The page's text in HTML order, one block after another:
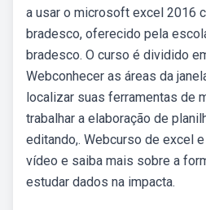
a usar o microsoft excel 2016
bradesco, oferecido pela
bradesco. O curso é dividido
Webconhecer as áreas da
localizar suas ferramentas de
trabalhar a elaboração de
editando,. Webcurso de excel
vídeo e saiba mais sobre a
estudar dados na impacta.